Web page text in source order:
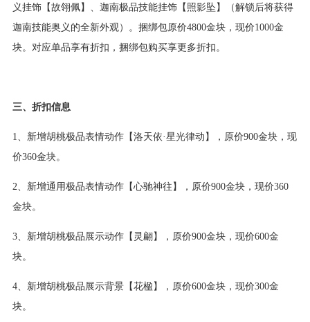
义挂饰【故翎佩】、迦南极品技能挂饰【照影坠】（解锁后将获得
迦南技能奥义的全新外观）。捆绑包原价4800金块，现价1000金
块。对应单品享有折扣，捆绑包购买享更多折扣。
三、折扣信息
1、新增胡桃极品表情动作【洛天依·星光律动】，原价900金块，现
价360金块。
2、新增通用极品表情动作【心驰神往】，原价900金块，现价360
金块。
3、新增胡桃极品展示动作【灵翩】，原价900金块，现价600金
块。
4、新增胡桃极品展示背景【花楹】，原价600金块，现价300金
块。